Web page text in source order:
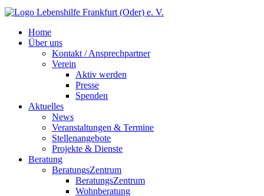
Home
Über uns
Kontakt / Ansprechpartner
Verein
Aktiv werden
Presse
Spenden
Aktuelles
News
Veranstaltungen & Termine
Stellenangebote
Projekte & Dienste
Beratung
BeratungsZentrum
BeratungsZentrum
Wohnberatung